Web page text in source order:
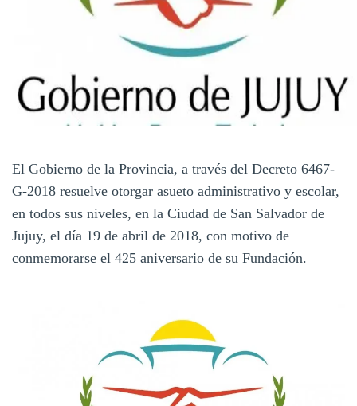
El Gobierno de la Provincia, a través del Decreto 6467-
G-2018 resuelve otorgar asueto administrativo y escolar,
en todos sus niveles, en la Ciudad de San Salvador de
Jujuy, el día 19 de abril de 2018, con motivo de
conmemorarse el 425 aniversario de su Fundación.